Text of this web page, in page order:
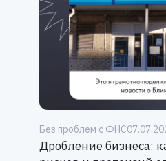
Без проблем с ФНС
Дробление бизнеса: